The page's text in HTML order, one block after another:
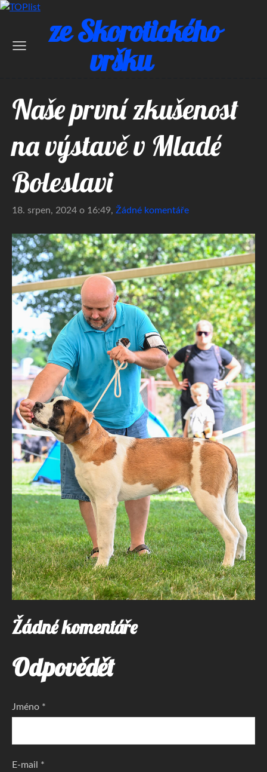
ze Skorotického
vršku
Naše první zkušenost
na výstavě v Mladé
Boleslavi
18. srpen, 2024 o 16:49, Žádné komentáře
Žádné komentáře
Odpovědět
Jméno *
E-mail *